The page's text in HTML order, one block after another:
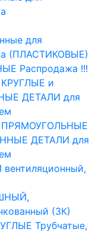
для
(ПЛАСТИКОВЫЕ)
Распродажа !!!
и
ДЕТАЛИ для
ДЕТАЛИ для
(ЗК)
Трубчатые,